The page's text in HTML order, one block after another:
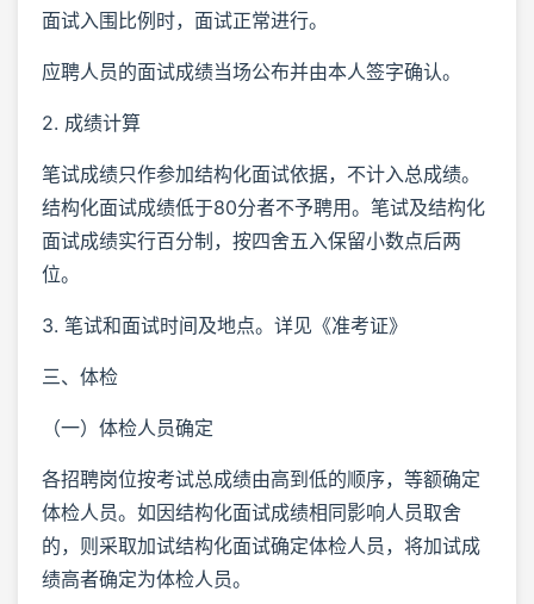
面试入围比例时，面试正常进行。
应聘人员的面试成绩当场公布并由本人签字确认。
2. 成绩计算
笔试成绩只作参加结构化面试依据，不计入总成绩。
结构化面试成绩低于80分者不予聘用。笔试及结构化
面试成绩实行百分制，按四舍五入保留小数点后两
位。
3. 笔试和面试时间及地点。详见《准考证》
三、体检
（一）体检人员确定
各招聘岗位按考试总成绩由高到低的顺序，等额确定
体检人员。如因结构化面试成绩相同影响人员取舍
的，则采取加试结构化面试确定体检人员，将加试成
绩高者确定为体检人员。